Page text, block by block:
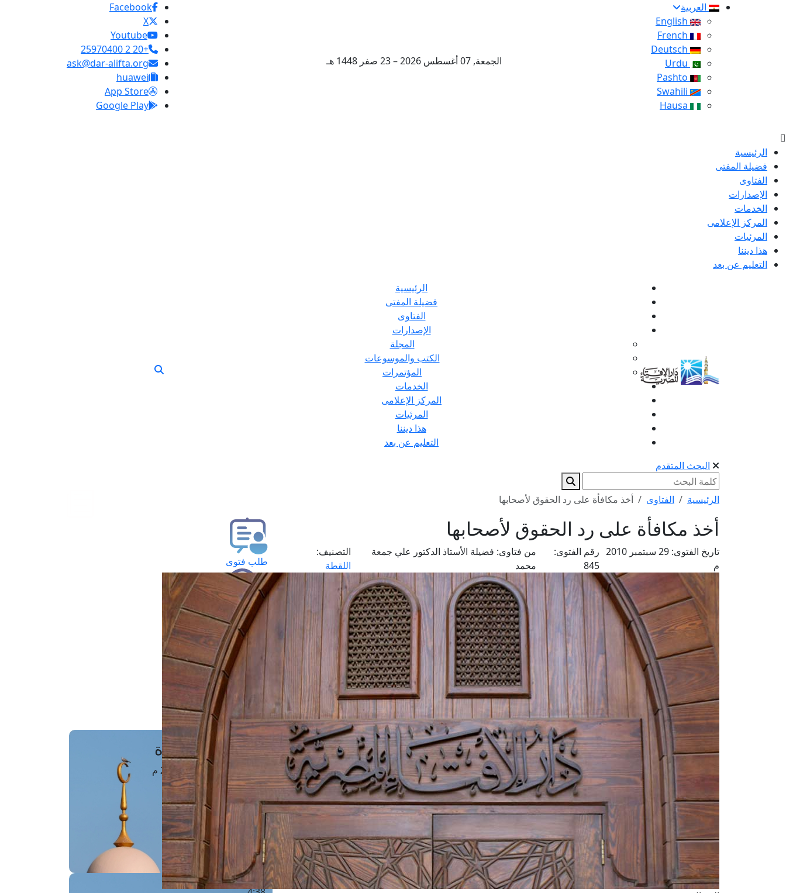
العربية
الجمعة, 07 أغسطس 2026 – 23 صفر 1448 هـ
Facebook
X
Youtube
+20 2 25970400
ask@dar-alifta.org
huawei
App Store
Google Play
الرئيسية
فضيلة المفتى
الفتاوى
الإصدارات
الخدمات
المركز الإعلامى
المرئيات
هذا ديننا
التعليم عن بعد
الرئيسية
فضيلة المفتى
الفتاوى
الإصدارات
المجلة
الكتب والموسوعات
المؤتمرات
الخدمات
المركز الإعلامى
المرئيات
هذا ديننا
التعليم عن بعد
البحث المتقدم
الرئيسية الفتاوى أخذ مكافأة على رد الحقوق لأصحابها
أخذ مكافأة على رد الحقوق لأصحابها
تاريخ الفتوى:
29 سبتمبر 2010
م
رقم الفتوى:
845
من فتاوى: فضيلة الأستاذ الدكتور علي جمعة
محمد
التصنيف:
اللقطة
طلب فتوى
استعلام عن فتوى
حجز موعد
الفتوى الهاتفية
مَواقِيتُ الصَّـــلاة
القاهرة · 07 أغسطس 2026 م
4 :41
الشروق
6 :17
الظهر
1 : 1
العصر